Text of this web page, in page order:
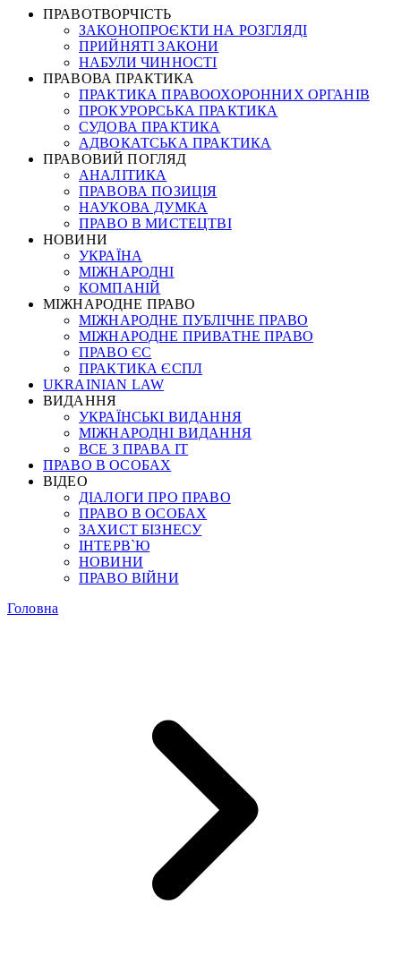
ПРАВОТВОРЧІСТЬ
ЗАКОНОПРОЄКТИ НА РОЗГЛЯДІ
ПРИЙНЯТІ ЗАКОНИ
НАБУЛИ ЧИННОСТІ
ПРАВОВА ПРАКТИКА
ПРАКТИКА ПРАВООХОРОННИХ ОРГАНІВ
ПРОКУРОРСЬКА ПРАКТИКА
СУДОВА ПРАКТИКА
АДВОКАТСЬКА ПРАКТИКА
ПРАВОВИЙ ПОГЛЯД
АНАЛІТИКА
ПРАВОВА ПОЗИЦІЯ
НАУКОВА ДУМКА
ПРАВО В МИСТЕЦТВІ
НОВИНИ
УКРАЇНА
МІЖНАРОДНІ
КОМПАНІЙ
МІЖНАРОДНЕ ПРАВО
МІЖНАРОДНЕ ПУБЛІЧНЕ ПРАВО
МІЖНАРОДНЕ ПРИВАТНЕ ПРАВО
ПРАВО ЄС
ПРАКТИКА ЄСПЛ
UKRAINIAN LAW
ВИДАННЯ
УКРАЇНСЬКІ ВИДАННЯ
МІЖНАРОДНІ ВИДАННЯ
ВСЕ З ПРАВА ІТ
ПРАВО В ОСОБАХ
ВІДЕО
ДІАЛОГИ ПРО ПРАВО
ПРАВО В ОСОБАХ
ЗАХИСТ БІЗНЕСУ
ІНТЕРВ`Ю
НОВИНИ
ПРАВО ВІЙНИ
Головна